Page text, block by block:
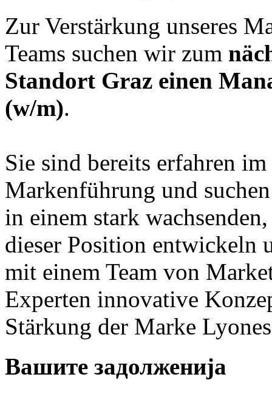
Zur Verstärkung unseres
Teams suchen wir zum
Standort Graz einen
(w/m).
Sie sind bereits erfahren
Markenführung und
in einem stark
dieser Position entwickeln
mit einem Team von
Experten innovative
Stärkung der Marke
Вашите задолженија